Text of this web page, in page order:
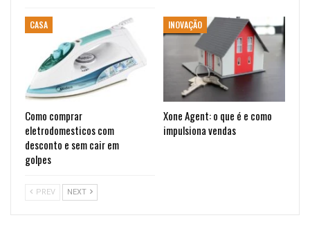
CASA
Como comprar
eletrodomesticos com
desconto e sem cair em
golpes
INOVAÇÃO
Xone Agent: o que é e como
impulsiona vendas
PREV NEXT